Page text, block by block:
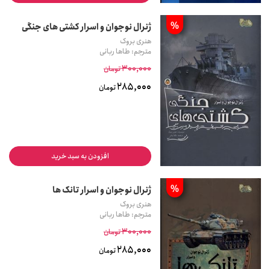
% ژنرال نوجوان و اسرار کشتی های جنگی
هنری بروک
مترجم: طاها ربانی
300,000تومان
285,000تومان
افزودن به سبد خرید
% ژنرال نوجوان و اسرار تانک ها
هنری بروک
مترجم: طاها ربانی
300,000تومان
285,000تومان